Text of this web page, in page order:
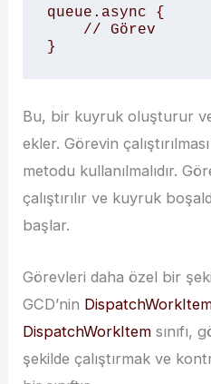
queue.async {
}
Bu, bir kuyruk oluşturur
ekler. Görevin
metodu kullanılmalıdır.
çalıştırılır ve kuyruk
başlar.
Görevleri daha özel bir
GCD’nin
DispatchWorkItem sınıfı,
şekilde çalıştırmak ve